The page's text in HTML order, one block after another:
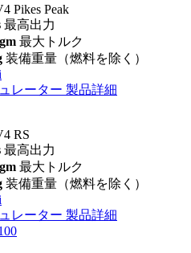
Pikes Peak
最高出力
最大トルク
装備重量（燃料を除く）
レーター 製品詳細
RS
最高出力
最大トルク
装備重量（燃料を除く）
レーター 製品詳細